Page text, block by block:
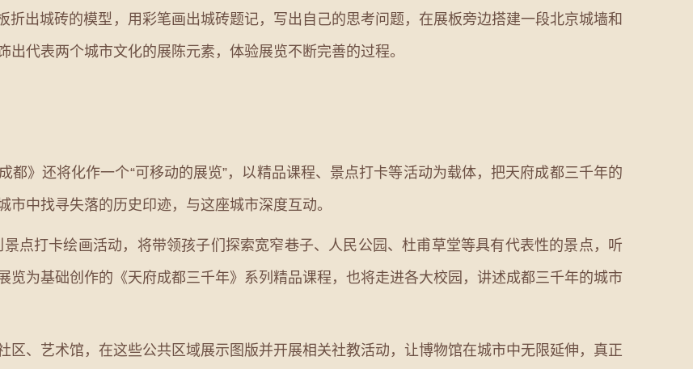
出城砖的模型，用彩笔画出城砖题记，写出自己的思考问题，在展板旁边搭建一段北京城墙和
代表两个城市文化的展陈元素，体验展览不断完善的过程。
还将化作一个“可移动的展览”，以精品课程、景点打卡等活动为载体，把天府成都三千年的
中找寻失落的历史印迹，与这座城市深度互动。
打卡绘画活动，将带领孩子们探索宽窄巷子、人民公园、杜甫草堂等具有代表性的景点，听
览为基础创作的《天府成都三千年》系列精品课程，也将走进各大校园，讲述成都三千年的城市
区、艺术馆，在这些公共区域展示图版并开展相关社教活动，让博物馆在城市中无限延伸，真正